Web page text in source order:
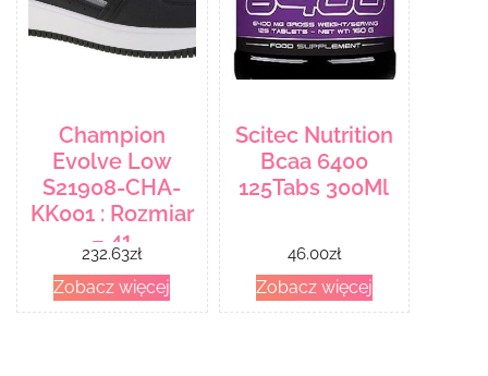
Champion
Evolve Low
S21908-CHA-
KK001 : Rozmiar
– 41
232.63zł
Zobacz więcej
Scitec Nutrition
Bcaa 6400
125Tabs 300Ml
46.00zł
Zobacz więcej